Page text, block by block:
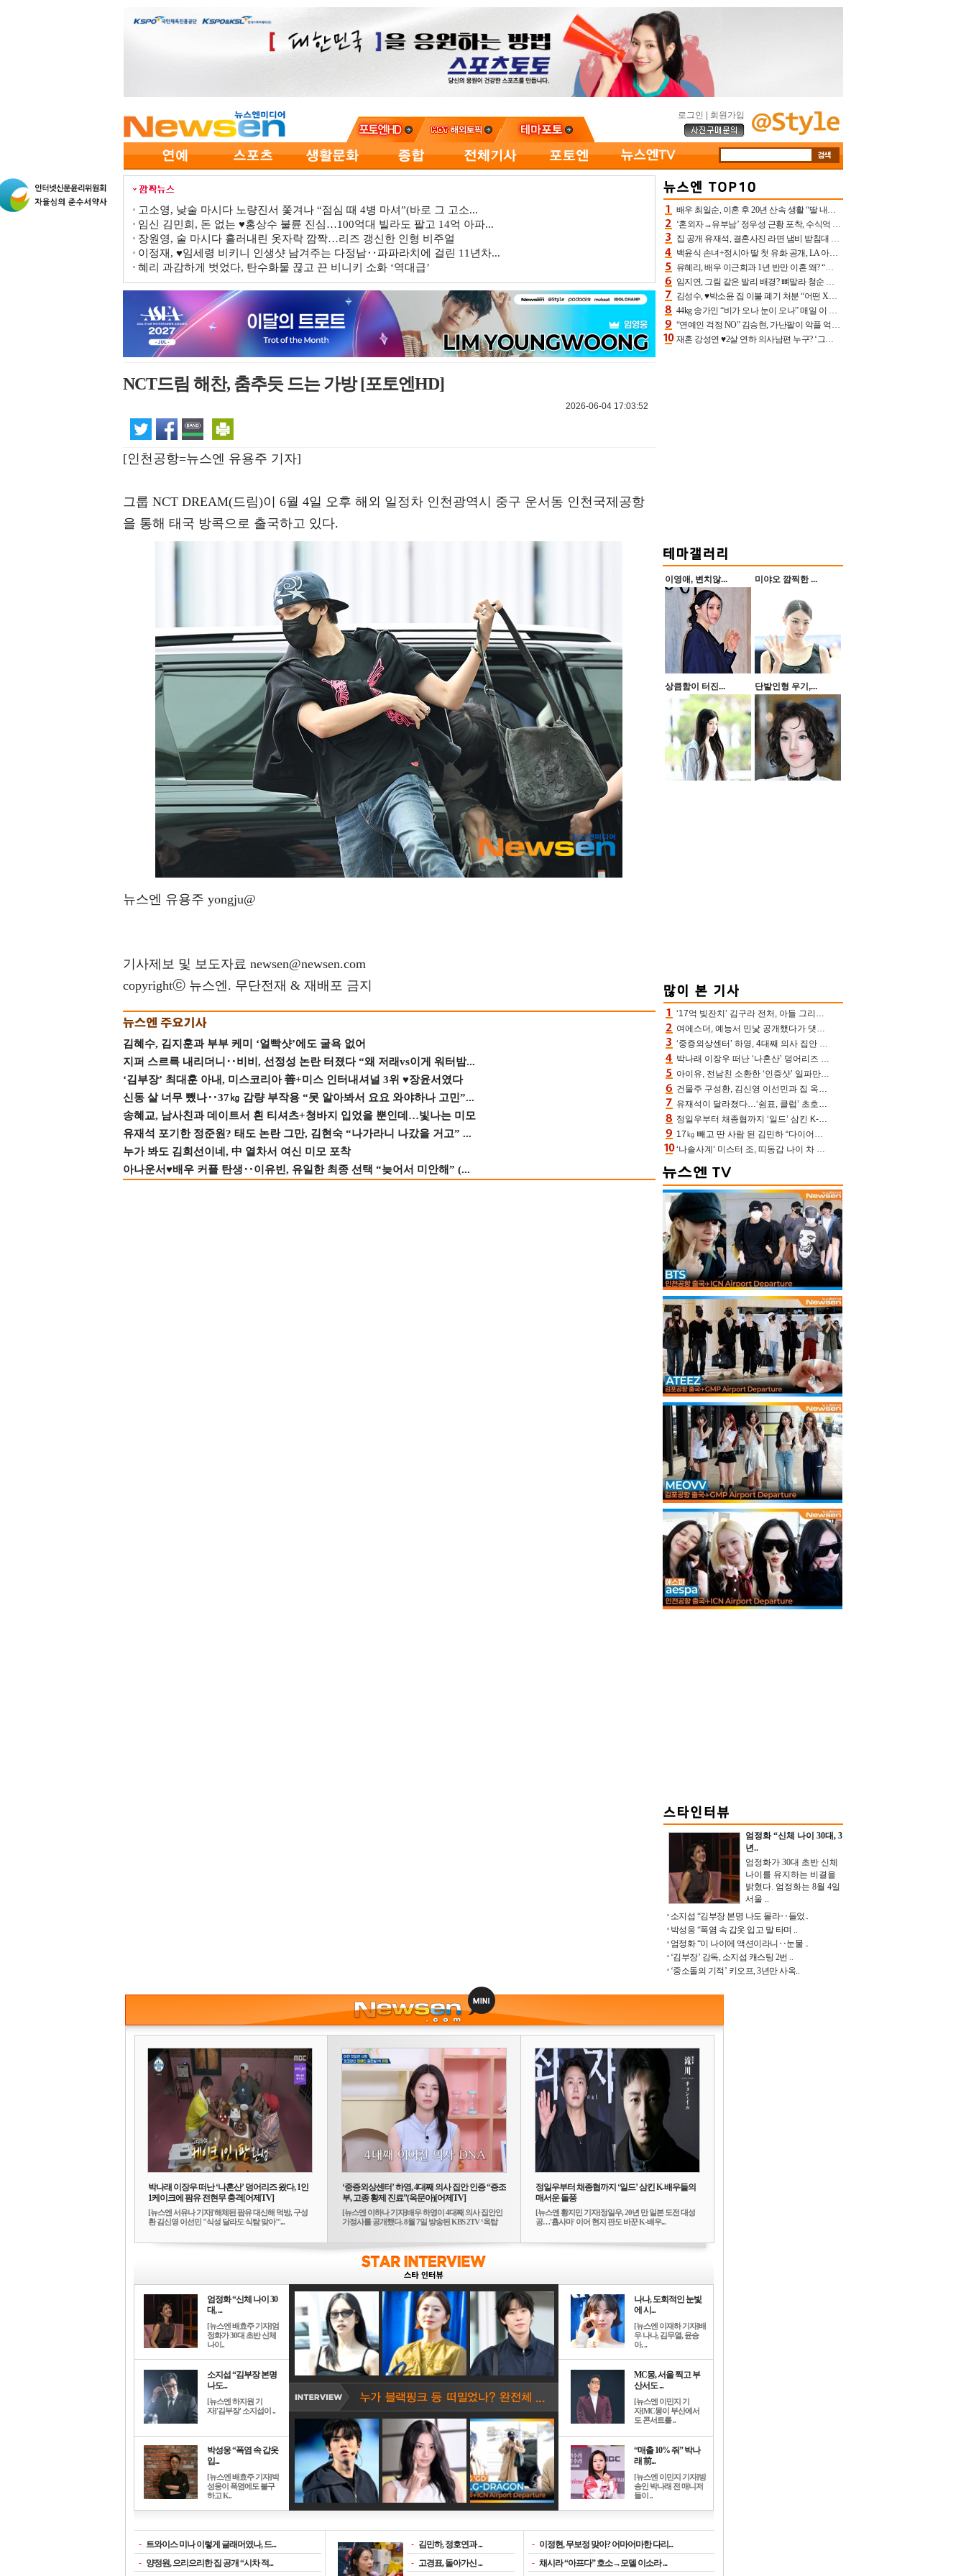
로그인 회원가입
고소영, 낮술 마시다 노량진서 쫓겨나 “점심 때 4병 마셔”(바로 그 고소...
임신 김민희, 돈 없는 ♥홍상수 불륜 진심…100억대 빌라도 팔고 14억 아파...
장원영, 술 마시다 흘러내린 옷자락 깜짝…리즈 갱신한 인형 비주얼
이정재, ♥임세령 비키니 인생샷 남겨주는 다정남‥파파라치에 걸린 11년차...
혜리 과감하게 벗었다, 탄수화물 끊고 끈 비니키 소화 ‘역대급’
NCT드림 해찬, 춤추듯 드는 가방 [포토엔HD]
2026-06-04 17:03:52
[인천공항=뉴스엔 유용주 기자]
그룹 NCT DREAM(드림)이 6월 4일 오후 해외 일정차 인천광역시 중구 운서동 인천국제공항
을 통해 태국 방콕으로 출국하고 있다.
뉴스엔 유용주 yongju@
기사제보 및 보도자료 newsen@newsen.com
copyrightⓒ 뉴스엔. 무단전재 & 재배포 금지
김혜수, 김지훈과 부부 케미 ‘얼빡샷’에도 굴욕 없어
지퍼 스르륵 내리더니‥비비, 선정성 논란 터졌다 “왜 저래vs이게 워터밤...
‘김부장’ 최대훈 아내, 미스코리아 善+미스 인터내셔널 3위 ♥장윤서였다
신동 살 너무 뺐나‥37㎏ 감량 부작용 “못 알아봐서 요요 와야하나 고민”...
송혜교, 남사친과 데이트서 흰 티셔츠+청바지 입었을 뿐인데…빛나는 미모
유재석 포기한 정준원? 태도 논란 그만, 김현숙 “나가라니 나갔을 거고” ...
누가 봐도 김희선이네, 中 열차서 여신 미모 포착
아나운서♥배우 커플 탄생‥이유빈, 유일한 최종 선택 “늦어서 미안해” (...
배우 최일순, 이혼 후 20년 산속 생활 “딸 내가 버렸다고 원망‥맘 아파”(특종)[어제TV]
‘혼외자→유부남’ 정우성 근황 포착, 수식억 해킹 피해 후배 만났다 “존경하는”
집 공개 유재석, 결혼사진 라면 냄비 받침대 되고 분노‥가족사진도 피해(놀뭐)[어제TV]
백윤식 손녀+정시아 딸 첫 유화 공개, LA 아트쇼→서울국제조각페스타 작가다운 수준급 실력
유혜리, 배우 이근희과 1년 반만 이혼 왜? “식칼 꽂고 의자 던져” 충격 폭로(특종)[어제TV]
임지연, 그림 같은 발리 배경? 뼈말라 청순 비키니 핏에 상대 안 되네
김성수, ♥박소윤 집 이불 폐기 처분 “어떤 X이랑 썼을지 몰라” 질투(신랑수업2)[어제TV]
44kg 송가인 “비가 오나 눈이 오나” 매일 이 운동, 허벅지 근육량 상승+체지방 감소
“연예인 걱정 NO” 김승현, 가난팔이 악플 억울할만‥아내+딸과 日 여행
재혼 강성연 ♥2살 연하 의사남편 누구? ‘그알’ 자문의에 훈남 비주얼 초엘리트 스펙 [종합]
이영애, 변치않... 미야오 깜찍한 ...
상큼함이 터진... 단발인형 우기,...
‘17억 빚잔치’ 김구라 전처, 아들 그리는 “나 뿐인데” 친엄마 챙기는 효심 눈길
여에스더, 예능서 민낯 공개했다가 댓글에 충격 “눈 왜 저렇게 처졌냐고”(에스더TV)
‘중증외상센터’ 하영, 4대째 의사 집안 인증 “증조부, 고종 황제 진료”(옥문아)[어제TV]
박나래 이장우 떠난 ‘나혼산’ 덩어리즈 왔다, 1인 1케이크에 팜유 전현무 충격[어제TV]
아이유, 전남친 소환한 ‘인증샷’ 일파만파 속…남사친 변우석 선물도 남겼나 ‘훈훈’
건물주 구성환, 김신영 이선민과 집 옥상서 41만원 한우 파티 “화력이 성화봉송”(나혼산)
유재석이 달라졌다…‘쉼표, 클럽’ 초호화 코스에 주우재도 감탄 (놀면 뭐하니?)
정일우부터 채종협까지 ‘일드’ 삼킨 K-배우들의 매서운 돌풍
17㎏ 빼고 딴 사람 된 김민하 “다이어트 화제돼 깜짝, 이럴 일인가”(전현무계획4)[어제TV]
‘나솔사계’ 미스터 조, 띠동갑 나이 차 고백…3MC ‘말잇못’
엄정화 “신체 나이 30대, 3
년..
엄정화가 30대 초반 신체
나이를 유지하는 비결을
밝혔다. 엄정화는 8월 4일
서울 ..
소지섭 “김부장 본명 나도 몰라‥들었..
박성웅 “폭염 속 갑옷 입고 말 타며 ..
엄정화 “이 나이에 액션이라니‥눈물 ..
‘김부장’ 감독, 소지섭 캐스팅 2번 ..
‘중소돌의 기적’ 키오프, 3년만 사옥..
박나래 이장우 떠난 ‘나혼산’ 덩어리즈 왔다, 1인
1케이크에 팜유 전현무 충격[어제TV]
[뉴스엔 서유나 기자]'해체된 팜유 대신해 먹방, 구성
환 김신영 이선민 "식성 달라도 식탐 맞아"'...
‘중증외상센터’ 하영, 4대째 의사 집안 인증 “증조
부, 고종 황제 진료”(옥문아)[어제TV]
[뉴스엔 이하나 기자]배우 하영이 4대째 의사 집안인
가정사를 공개했다. 8월 7일 방송된 KBS 2TV ‘옥탑
정일우부터 채종협까지 ‘일드’ 삼킨 K-배우들의
매서운 돌풍
[뉴스엔 황지민 기자]정일우, 20년 만 일본 도전 대성
공…'횹사마' 이어 현지 판도 바꾼 K-배우...
엄정화 “신체 나이 30
대, ...
[뉴스엔 배효주 기자]엄
정화가 30대 초반 신체
나이..
소지섭 “김부장 본명
나도...
[뉴스엔 하지원 기
자]'김부장' 소지섭이 ..
박성웅 “폭염 속 갑옷
입...
[뉴스엔 배효주 기자]박
성웅이 폭염에도 불구
하고 K..
나나, 도회적인 눈빛
에 시...
[뉴스엔 이재하 기자]배
우 나나, 김무열, 윤승
아, ..
MC몽, 서울 찍고 부
산서도 ...
[뉴스엔 이민지 기
자]MC몽이 부산에서
도 콘서트를 ..
“매출 10% 줘” 박나
래 前...
[뉴스엔 이민지 기자]방
송인 박나래 전 매니저
들이 ..
- 트와이스 미나 이렇게 글래머였나, 드...
- 양정원, 으리으리한 집 공개 “시차 적...
- 김민하, 정호연과 ...
- 고경표, 돌아가신 ...
- 이정현, 무보정 맞아? 어마어마한 다리...
- 채시라 “아프다” 호소→모델 이소라 ...